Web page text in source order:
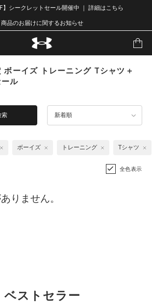
】シークレットセール開催中 ｜ 詳細はこちら
商品のお届けに関するお知らせ
ボーイズ トレーニング Tシャツ＋
ル
索 新着順
ボーイズ トレーニング Tシャツ
全色表示
りません。
ベストセラー